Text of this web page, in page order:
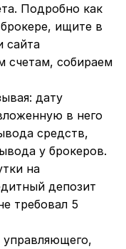
Подробно как
ищите в
сайта
счетам, собираем
дату
в него
средств,
у брокеров.
на
депозит
требовал 5